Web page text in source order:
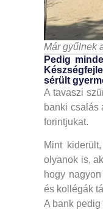
Már gyűlnek
Pedig
sérült
A tavaszi
banki csalás
forintjukat.
Mint
olyanok is,
hogy
és kollégák
A bank